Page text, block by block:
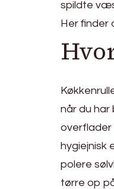
spildte
Her finder
når du har
overflader
hygiejnisk
polere
tørre op